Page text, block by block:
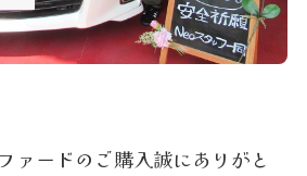
ァードのご購入誠にありがと